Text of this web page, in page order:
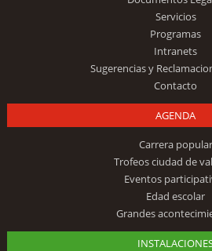
Servicios
Programas
Intranets
Sugerencias y
Contacto
AGENDA
Carrera popular
Trofeos ciudad de
Eventos
Edad escolar
Grandes